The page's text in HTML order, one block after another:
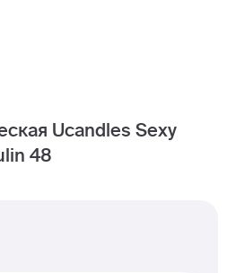
Ucandles Sexy
48